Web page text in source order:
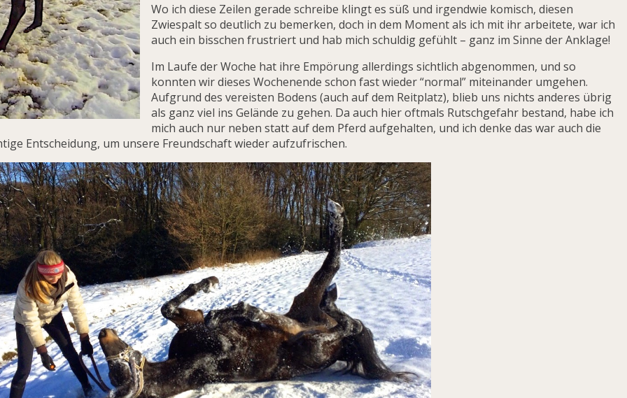
Wo ich diese Zeilen gerade schreibe klingt es süß und irgendwie komisch, diesen
Zwiespalt so deutlich zu bemerken, doch in dem Moment als ich mit ihr arbeitete, war ich
auch ein bisschen frustriert und hab mich schuldig gefühlt – ganz im Sinne der Anklage!
Im Laufe der Woche hat ihre Empörung allerdings sichtlich abgenommen, und so
konnten wir dieses Wochenende schon fast wieder “normal” miteinander umgehen.
Aufgrund des vereisten Bodens (auch auf dem Reitplatz), blieb uns nichts anderes übrig
als ganz viel ins Gelände zu gehen. Da auch hier oftmals Rutschgefahr bestand, habe ich
mich auch nur neben statt auf dem Pferd aufgehalten, und ich denke das war auch die
Entscheidung, um unsere Freundschaft wieder aufzufrischen.